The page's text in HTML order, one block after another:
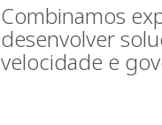
Combinamos
desenvolver
velocidade e